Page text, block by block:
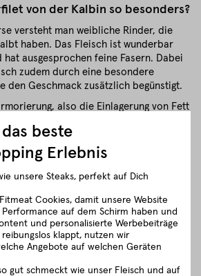
von der Kalbin so besonders?
versteht man weibliche Rinder, die
haben. Das Fleisch ist wunderbar
ausgesprochen feine Fasern. Dabei
zudem durch eine besondere
den Geschmack zusätzlich begünstigt.
also die Einlagerung von Fett
das Rinderfilet zum einen durch
zum anderen durch das
Aroma.
beste
Erlebnis
unsere Steaks, perfekt auf Dich
Cookies, damit unsere Website
auf dem Schirm haben und
und personalisierte Werbebeiträge
klappt, nutzen wir
Angebote auf welchen Geräten
gut schmeckt wie unser Fleisch und auf